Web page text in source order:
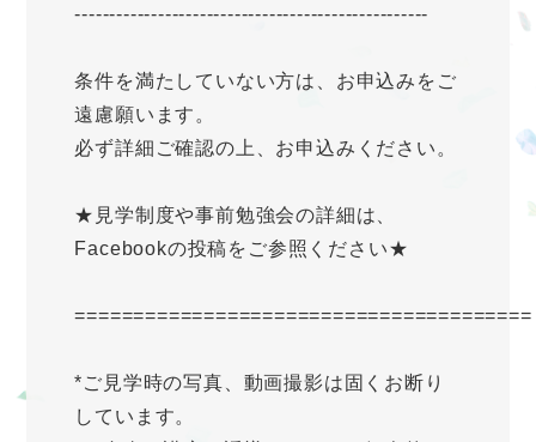
---------------------------------------------------
条件を満たしていない方は、お申込みをご
遠慮願います。
必ず詳細ご確認の上、お申込みください。
★見学制度や事前勉強会の詳細は、
Facebookの投稿をご参照ください★
=======================================
*ご見学時の写真、動画撮影は固くお断り
しています。